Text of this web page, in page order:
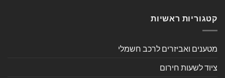
קטגוריות ראשיות
מטענים ואביזרים לרכב חשמלי
ציוד לשעות חירום